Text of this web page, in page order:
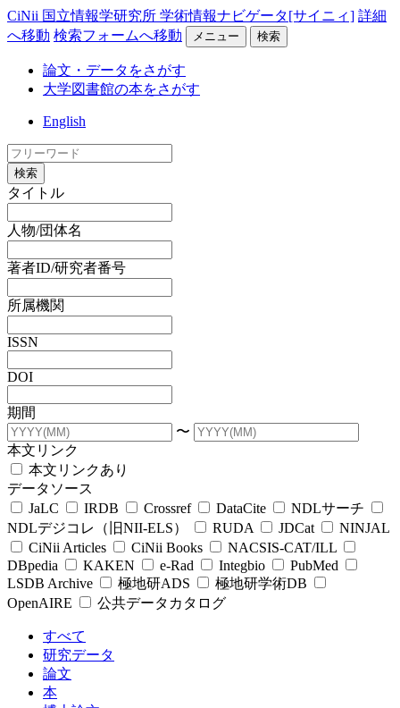
CiNii 国立情報学研究所 学術情報ナビゲータ[サイニィ] 詳細
へ移動 検索フォームへ移動 メニュー 検索
論文・データをさがす
大学図書館の本をさがす
English
検索
タイトル
人物/団体名
著者ID/研究者番号
所属機関
ISSN
DOI
期間
〜
本文リンク
本文リンクあり
データソース
JaLC
IRDB Crossref DataCite
NDLサーチ
NDLデジコレ（旧NII-ELS）
RUDA JDCat
NINJAL
CiNii Articles
CiNii Books
NACSIS-CAT/ILL
DBpedia
KAKEN e-Rad Integbio
PubMed
LSDB Archive
極地研ADS
極地研学術DB
OpenAIRE
公共データカタログ
すべて
研究データ
論文
本